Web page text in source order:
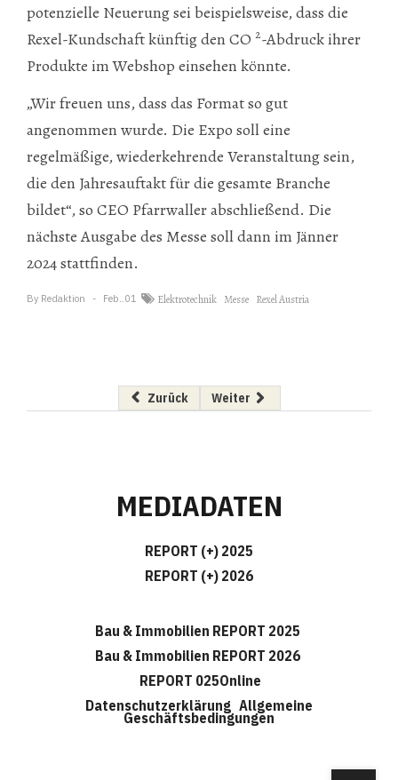
potenzielle Neuerung sei beispielsweise, dass die
Rexel-Kundschaft künftig den CO 2-Abdruck ihrer
Produkte im Webshop einsehen könnte.
„Wir freuen uns, dass das Format so gut
angenommen wurde. Die Expo soll eine
regelmäßige, wiederkehrende Veranstaltung sein,
die den Jahresauftakt für die gesamte Branche
bildet“, so CEO Pfarrwaller abschließend. Die
nächste Ausgabe des Messe soll dann im Jänner
2024 stattfinden.
By Redaktion Feb..01 Elektrotechnik Messe Rexel Austria
Vorheriger Beitrag: Weichen stellen
Zurück Nächster Beitrag:
Weiter
MEDIADATEN
REPORT (+) 2025
REPORT (+) 2026
Bau & Immobilien REPORT 2025
Bau & Immobilien REPORT 2026
REPORT 025Online
Datenschutzerklärung Allgemeine
Geschäftsbedingungen